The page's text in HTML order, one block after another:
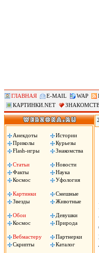
ГЛАВНАЯ E-MAIL WAP
КАРТИНКИ.NET
Анекдоты
Истории
Приколы
Курьезы
Flash-игры
Знакомства
Статьи
Новости
Факты
Наука
Космос
Уфология
Картинки
Смешные
Звезды
Животные
Обои
Девушки
Космос
Природа
Вебмастеру
Партнерки
Скрипты
Каталог